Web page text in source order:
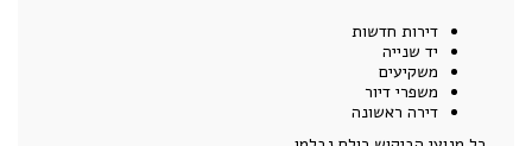
דירות חדשות
יד שנייה
משקיעים
משפרי דיור
דירה ראשונה